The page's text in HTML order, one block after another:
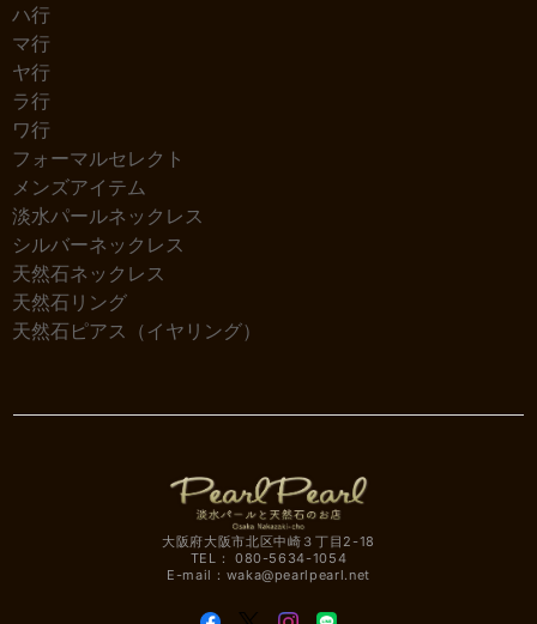
ハ行
マ行
ヤ行
ラ行
ワ行
フォーマルセレクト
メンズアイテム
淡水パールネックレス
シルバーネックレス
天然石ネックレス
天然石リング
天然石ピアス（イヤリング）
大阪府大阪市北区中崎３丁目2-18
TEL： 080-5634-1054
E-mail： waka@pearlpearl.net